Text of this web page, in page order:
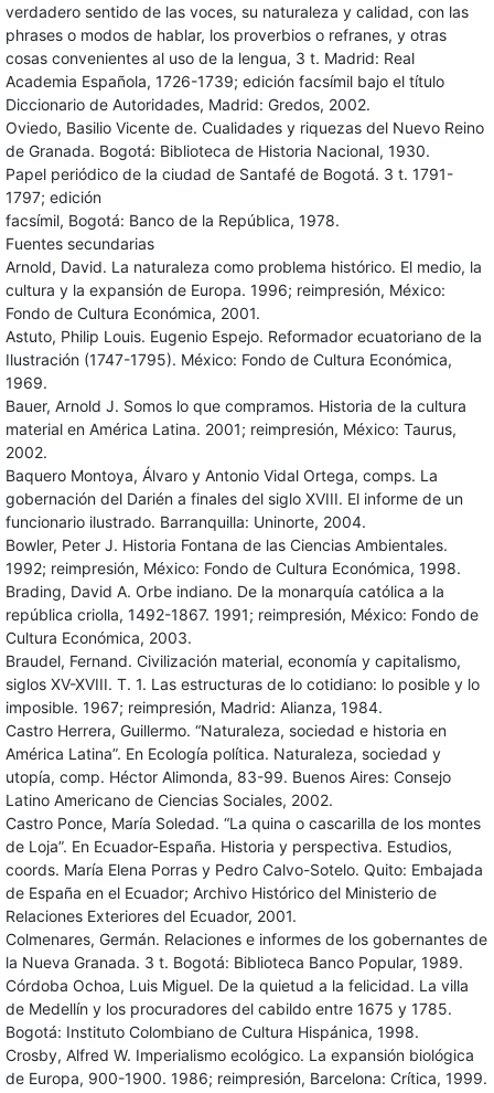
verdadero sentido de las voces, su naturaleza y calidad, con las
phrases o modos de hablar, los proverbios o refranes, y otras
cosas convenientes al uso de la lengua, 3 t. Madrid: Real
Academia Española, 1726-1739; edición facsímil bajo el título
Diccionario de Autoridades, Madrid: Gredos, 2002.
Oviedo, Basilio Vicente de. Cualidades y riquezas del Nuevo Reino
de Granada. Bogotá: Biblioteca de Historia Nacional, 1930.
Papel periódico de la ciudad de Santafé de Bogotá. 3 t. 1791-
1797; edición
facsímil, Bogotá: Banco de la República, 1978.
Fuentes secundarias
Arnold, David. La naturaleza como problema histórico. El medio, la
cultura y la expansión de Europa. 1996; reimpresión, México:
Fondo de Cultura Económica, 2001.
Astuto, Philip Louis. Eugenio Espejo. Reformador ecuatoriano de la
Ilustración (1747-1795). México: Fondo de Cultura Económica,
1969.
Bauer, Arnold J. Somos lo que compramos. Historia de la cultura
material en América Latina. 2001; reimpresión, México: Taurus,
2002.
Baquero Montoya, Álvaro y Antonio Vidal Ortega, comps. La
gobernación del Darién a finales del siglo XVIII. El informe de un
funcionario ilustrado. Barranquilla: Uninorte, 2004.
Bowler, Peter J. Historia Fontana de las Ciencias Ambientales.
1992; reimpresión, México: Fondo de Cultura Económica, 1998.
Brading, David A. Orbe indiano. De la monarquía católica a la
república criolla, 1492-1867. 1991; reimpresión, México: Fondo de
Cultura Económica, 2003.
Braudel, Fernand. Civilización material, economía y capitalismo,
siglos XV-XVIII. T. 1. Las estructuras de lo cotidiano: lo posible y lo
imposible. 1967; reimpresión, Madrid: Alianza, 1984.
Castro Herrera, Guillermo. “Naturaleza, sociedad e historia en
América Latina”. En Ecología política. Naturaleza, sociedad y
utopía, comp. Héctor Alimonda, 83-99. Buenos Aires: Consejo
Latino Americano de Ciencias Sociales, 2002.
Castro Ponce, María Soledad. “La quina o cascarilla de los montes
de Loja”. En Ecuador-España. Historia y perspectiva. Estudios,
coords. María Elena Porras y Pedro Calvo-Sotelo. Quito: Embajada
de España en el Ecuador; Archivo Histórico del Ministerio de
Relaciones Exteriores del Ecuador, 2001.
Colmenares, Germán. Relaciones e informes de los gobernantes de
la Nueva Granada. 3 t. Bogotá: Biblioteca Banco Popular, 1989.
Córdoba Ochoa, Luis Miguel. De la quietud a la felicidad. La villa
de Medellín y los procuradores del cabildo entre 1675 y 1785.
Bogotá: Instituto Colombiano de Cultura Hispánica, 1998.
Crosby, Alfred W. Imperialismo ecológico. La expansión biológica
de Europa, 900-1900. 1986; reimpresión, Barcelona: Crítica, 1999.